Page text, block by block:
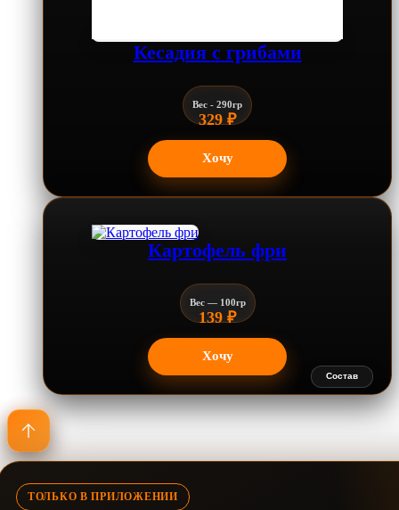
Кесадия с грибами
Вес - 290гр
329 ₽
Хочу
Состав
Картофель фри
Вес — 100гр
139 ₽
Хочу
ТОЛЬКО В ПРИЛОЖЕНИИ